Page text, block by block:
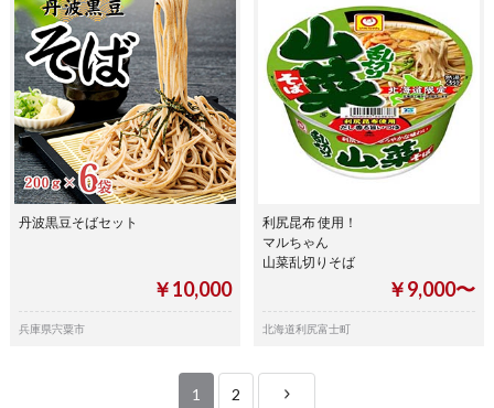
丹波黒豆そばセット
￥10,000
兵庫県宍粟市
利尻昆布 使用！
マルちゃん
山菜乱切りそば
￥9,000〜
北海道利尻富士町
1 2